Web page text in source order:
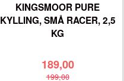
KINGSMOOR PURE
KYLLING, SMÅ RACER, 2,5
KG
189,00
199,00